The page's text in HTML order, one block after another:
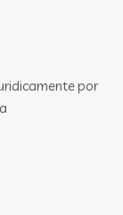
por